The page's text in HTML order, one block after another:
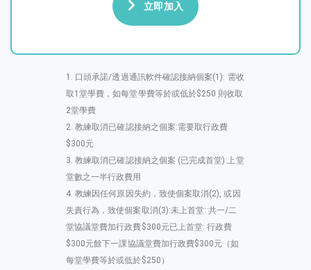
立即加入
口頭承諾/透過通訊軟件確認接納個案(1): 需收
取1堂學費，如每堂學費等於或低於$250 則收取
2堂學費
教練取消已確認接納之個案:需要取行政費
$300元
教練取消已確認接納之個案 (已完成首堂):上堂
堂數之一半行政費用
教練因任何原因失約，致使個案取消(2), 或因
失責行為，致使個案取消(3):未上首堂: 共一/二
堂協議堂費加行政費$300元已上首堂: 行政費
$300元餘下一課協議堂費加行政費$300元（如
每堂學費等於或低於$250）